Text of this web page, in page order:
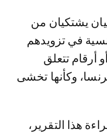
يشتكيان من
في تزويدهم
أرقام تتعلق
وكأنها تخشى
هذا التقرير،